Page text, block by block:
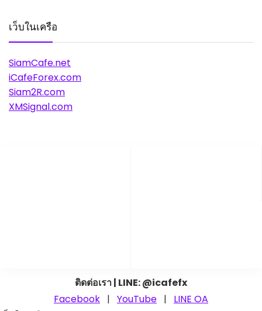
เว็บในเครือ
SiamCafe.net
iCafeForex.com
Siam2R.com
XMSignal.com
ติดต่อเรา | LINE: @icafefx
Facebook | YouTube |
LINE OA